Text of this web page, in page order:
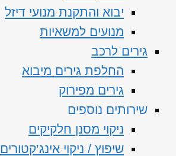
יבוא והתקנת מנועי דיזל
מנועים למשאיות
גירים לרכב
החלפת גירים מיבוא
גירים מפירוק
שירותים נוספים
ניקוי מסנן חלקיקים
שיפוץ / ניקוי אינג’קטורים